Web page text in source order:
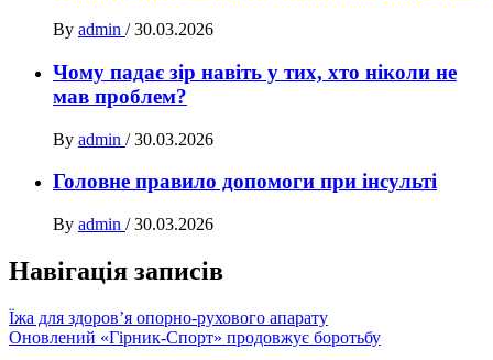
By admin / 30.03.2026
Чому падає зір навіть у тих, хто ніколи не
мав проблем?
By admin / 30.03.2026
Головне правило допомоги при інсульті
By admin / 30.03.2026
Навігація записів
Їжа для здоров’я опорно-рухового апарату
Оновлений «Гірник-Спорт» продовжує боротьбу